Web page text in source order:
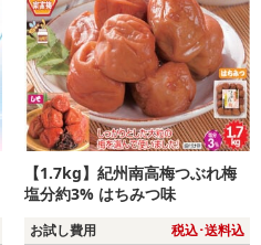
【1.7kg】紀州南高梅つぶれ梅
塩分約3% はちみつ味
お試し費用 税込･送料込